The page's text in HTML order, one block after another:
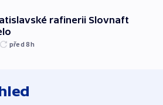
rafinerii Slovnaft
před 8h